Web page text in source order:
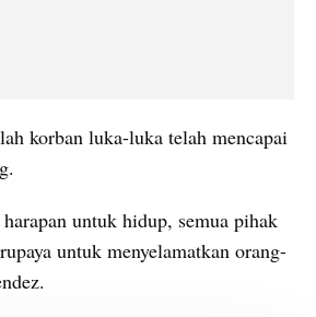
korban luka-luka telah mencapai
untuk hidup, semua pihak
untuk menyelamatkan orang-